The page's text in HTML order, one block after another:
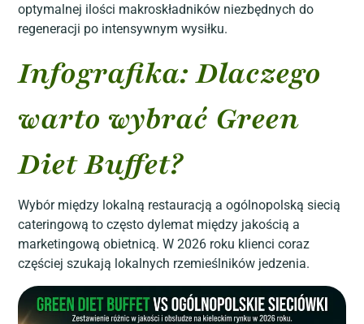
optymalnej ilości makroskładników niezbędnych do
regeneracji po intensywnym wysiłku.
Infografika: Dlaczego
warto wybrać Green
Diet Buffet?
Wybór między lokalną restauracją a ogólnopolską siecią
cateringową to często dylemat między jakością a
marketingową obietnicą. W 2026 roku klienci coraz
częściej szukają lokalnych rzemieślników jedzenia.